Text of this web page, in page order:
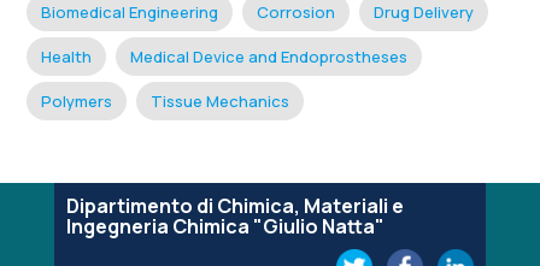
Biomedical Engineering Corrosion Drug Delivery
Health Medical Device and Endoprostheses
Polymers Tissue Mechanics
Dipartimento di Chimica, Materiali e
Ingegneria Chimica "Giulio Natta"